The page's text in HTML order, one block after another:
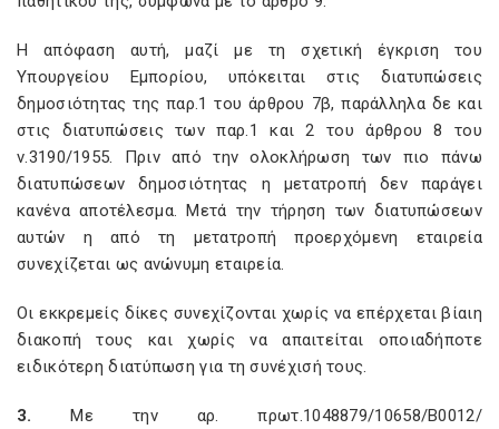
Η απόφαση αυτή, μαζί με τη σχετική έγκριση του
Υπουργείου Εμπορίου, υπόκειται στις διατυπώσεις
δημοσιότητας της παρ.1 του άρθρου 7β, παράλληλα δε και
στις διατυπώσεις των παρ.1 και 2 του άρθρου 8 του
ν.3190/1955. Πριν από την ολοκλήρωση των πιο πάνω
διατυπώσεων δημοσιότητας η μετατροπή δεν παράγει
κανένα αποτέλεσμα. Μετά την τήρηση των διατυπώσεων
αυτών η από τη μετατροπή προερχόμενη εταιρεία
συνεχίζεται ως ανώνυμη εταιρεία.
Οι εκκρεμείς δίκες συνεχίζονται χωρίς να επέρχεται βίαιη
διακοπή τους και χωρίς να απαιτείται οποιαδήποτε
ειδικότερη διατύπωση για τη συνέχισή τους.
3. Με την αρ. πρωτ.1048879/10658/Β0012/